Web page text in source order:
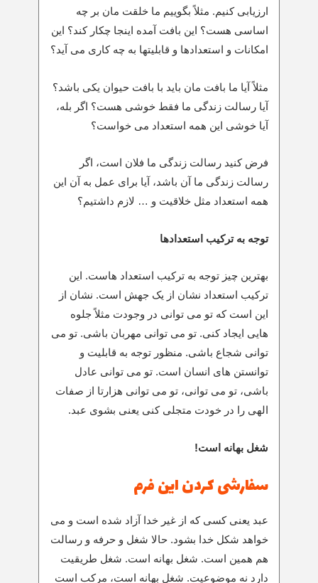
ارزیابی کنیم. مثلاً بگوییم ما خلقت مان بر چه
اساسی هست؟ این بافت آمده اینجا چکار کند؟ این
امکانات و استعدادها و قابلیتها به چه کاری می آید؟
مثلاً آیا ما بافت مان باید با بافت حیوان یکی باشد؟
آیا رسالت زندگی ما فقط خوشی هست؟ اگر بله،
آیا خوشی این همه استعداد می خواست؟
فرض کنید رسالت زندگی ما فلان است، اگر
رسالت زندگی ما آن باشد، آیا برای عمل به آن این
همه استعداد مثل خلاقیت و … لازم داشتیم؟
توجه به ترکیب استعدادها
بهترین چیز توجه به ترکیب استعداد هاست. این
ترکیب استعداد نشان از یک جهش است. نشان از
این است که تو می توانی در وجودت مثلاً جلوه
هایی ایجاد کنی. تو می توانی مهربان باشی. تو می
توانی شجاع باشی. منظور توجه به قابلیت و
توانستن های انسان است. تو می توانی عادل
باشی، تو می توانی، تو می توانی هزارتا از صفات
الهی را در خودت متجلی کنی یعنی بشوی عبد.
شغل بهانه است!
سفارشی کردن این فرم
عبد یعنی کسی که از غیر خدا آزاد شده است و می
خواهد شکل خدا بشود. حالا شغل و حرفه و رسالت
هم همین است. شغل بهانه است. شغل طریقیت
دارد نه موضوعیت. شغل بهانه است، مرکب است